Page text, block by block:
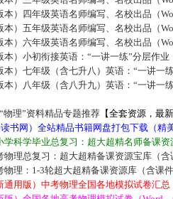
本）四年级英语名师编写、名校出品（
本）五年级英语名师编写、名校出品（
本）六年级英语名师编写、名校出品（
本）小初衔接英语：“一讲一练”分层作业
本）七年级（含七升八）英语：“一讲一
本）八年级（含八升九）英语：“一讲一
物理”资料精品专题推荐【全套资源，最
读书网）全站精品书籍网盘打包下载（精
学科学毕业总复习：超大超精名师备课资
物理总复习：超大超精备课资源宝库（含
物理：1-3轮超大超精备课资源库（含课
通用版）中考物理全国各地模拟试卷汇总